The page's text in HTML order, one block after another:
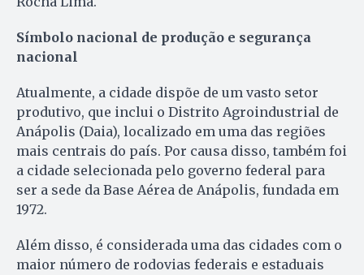
Símbolo nacional de produção e segurança
nacional
Atualmente, a cidade dispõe de um vasto setor
produtivo, que inclui o Distrito Agroindustrial de
Anápolis (Daia), localizado em uma das regiões
mais centrais do país. Por causa disso, também foi
a cidade selecionada pelo governo federal para
ser a sede da Base Aérea de Anápolis, fundada em
1972.
Além disso, é considerada uma das cidades com o
maior número de rodovias federais e estaduais